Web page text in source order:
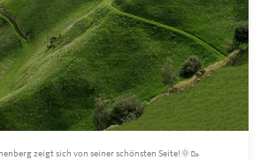
zeigt sich von seiner schönsten Seite!🌞🥾